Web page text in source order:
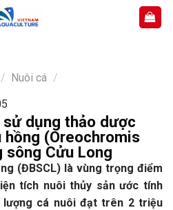
/ Nuôi cá /
dụng thảo dược
(Oreochromis
Cửu Long
(ĐBSCL) là vùng trọng điểm
tích nuôi thủy sản ước tính
lượng cá nuôi đạt trên 2 triệu